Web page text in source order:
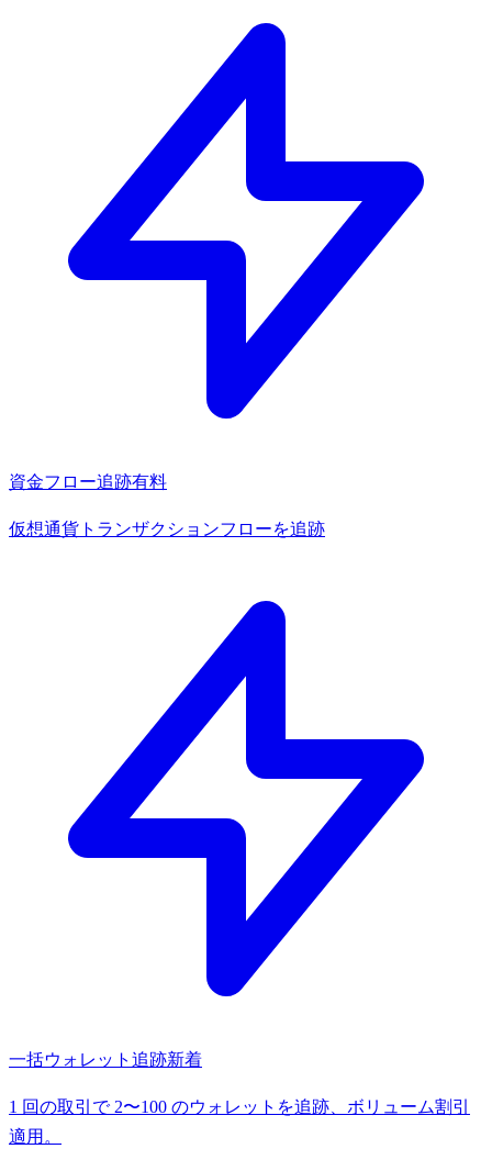
資金フロー追跡有料
仮想通貨トランザクションフローを追跡
一括ウォレット追跡新着
1 回の取引で 2〜100 のウォレットを追跡、ボリューム割引
適用。